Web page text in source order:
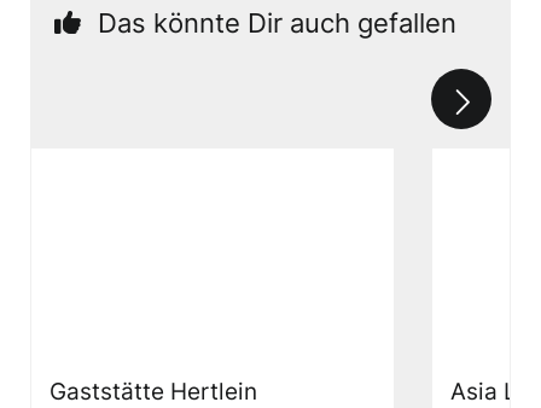
Das könnte Dir auch gefallen
Gaststätte Hertlein Asia